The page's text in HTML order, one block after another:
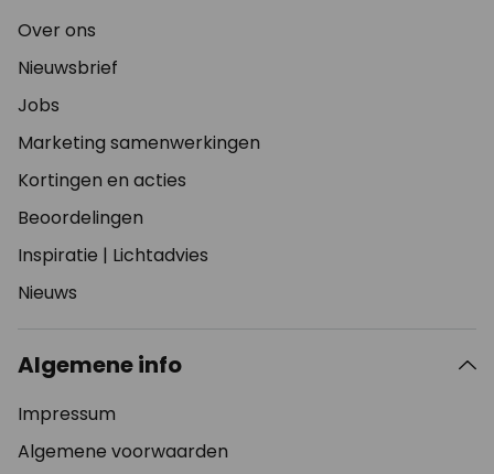
Over ons
Nieuwsbrief
Jobs
Marketing samenwerkingen
Kortingen en acties
Beoordelingen
Inspiratie | Lichtadvies
Nieuws
Algemene info
Impressum
Algemene voorwaarden